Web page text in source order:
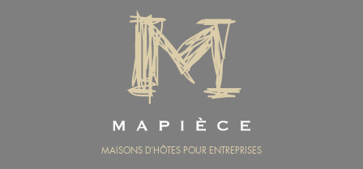
MAISONS D’HÔTES POUR ENTREPRISES